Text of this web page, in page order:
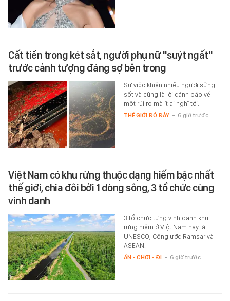
Cất tiền trong két sắt, người phụ nữ "suýt ngất"
trước cảnh tượng đáng sợ bên trong
Sự việc khiến nhiều người sửng
sốt và cũng là lời cảnh báo về
một rủi ro mà ít ai nghĩ tới.
THẾ GIỚI ĐÓ ĐÂY - 6 giờ trước
Việt Nam có khu rừng thuộc dạng hiếm bậc nhất
thế giới, chia đôi bởi 1 dòng sông, 3 tổ chức cùng
vinh danh
3 tổ chức từng vinh danh khu
rừng hiếm ở Việt Nam này là
UNESCO, Công ước Ramsar và
ASEAN.
ĂN - CHƠI - ĐI - 6 giờ trước